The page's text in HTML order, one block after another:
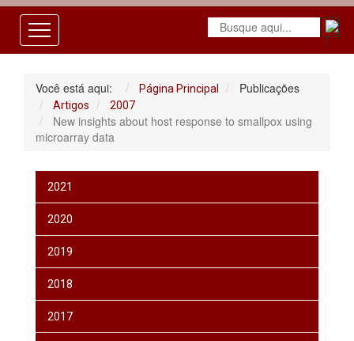
Você está aqui: Página Principal Publicações
Artigos 2007
New insights about host response to smallpox using
microarray data
2021
2020
2019
2018
2017